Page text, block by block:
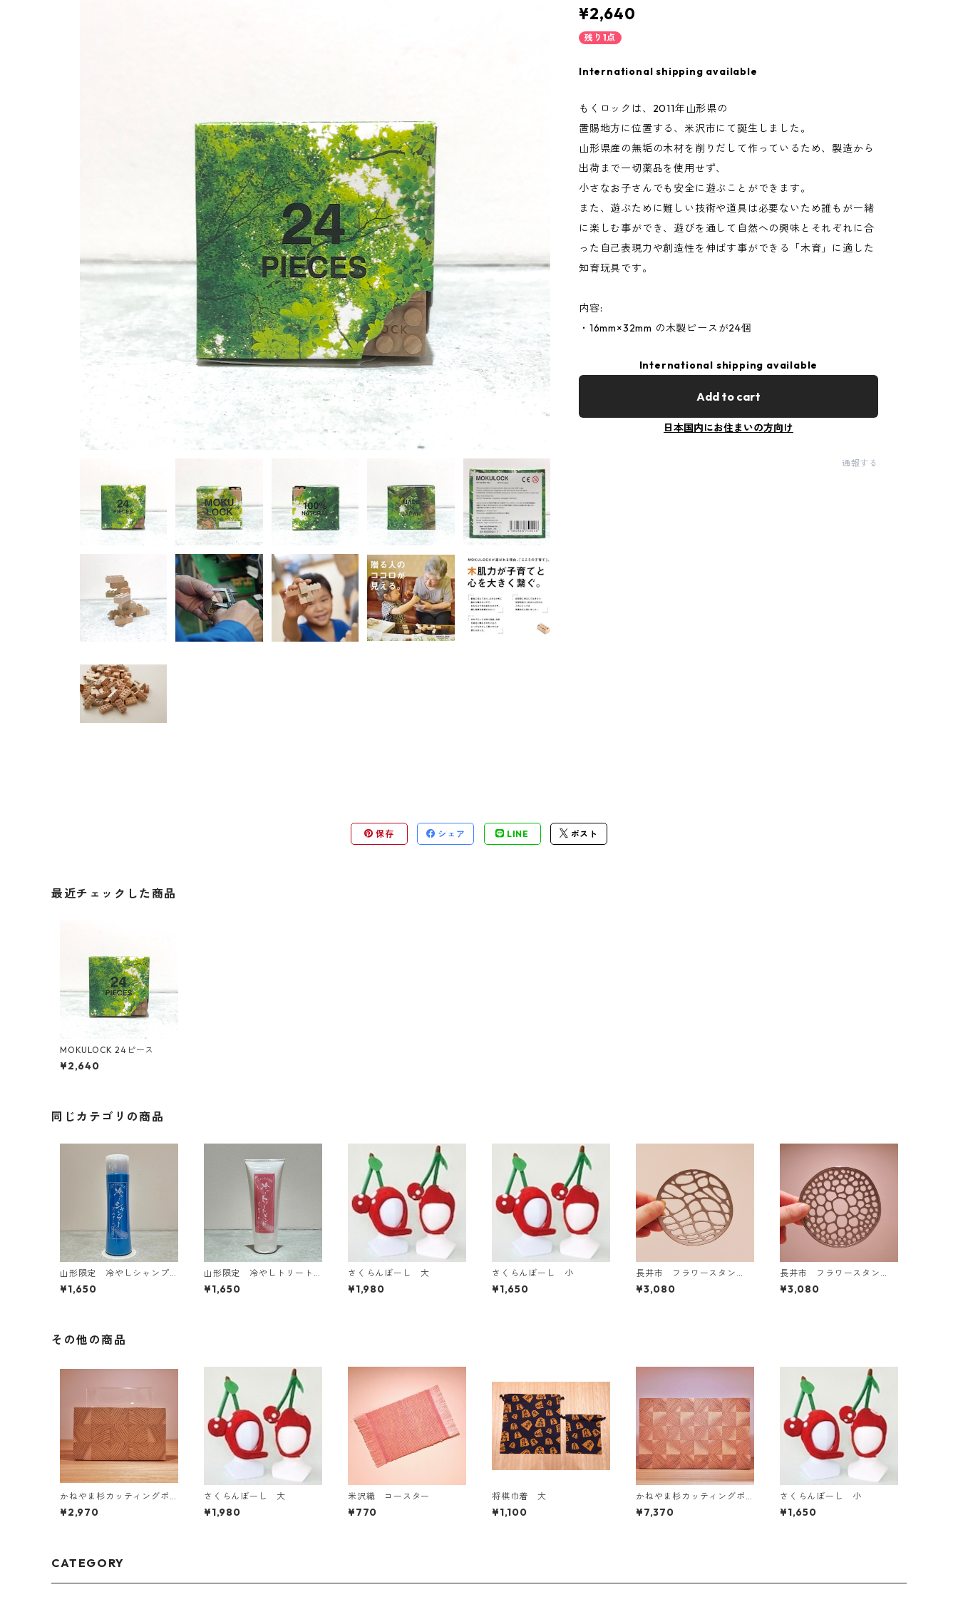
¥2,640
残り1点
International shipping available
もくロックは、2011年山形県の
置賜地方に位置する、米沢市にて誕生しました。
山形県産の無垢の木材を削りだして作っているため、製造から
出荷まで一切薬品を使用せず、
小さなお子さんでも安全に遊ぶことができます。
また、遊ぶために難しい技術や道具は必要ないため誰もが一緒
に楽しむ事ができ、遊びを通して自然への興味とそれぞれに合
った自己表現力や創造性を伸ばす事ができる「木育」に適した
知育玩具です。
内容:
・16mm×32mm の木製ピースが24個
International shipping available
Add to cart
日本国内にお住まいの方向け
通報する
保存 シェア LINE ポスト
最近チェックした商品
MOKULOCK 24ピース
¥2,640
同じカテゴリの商品
山形限定 冷やしシャンプ
ーはじめました
¥1,650
山形限定 冷やしトリート
メント はじめました
¥1,650
さくらんぼーし 大
¥1,980
さくらんぼーし 小
¥1,650
長井市 フラワースタン
ド 水面
¥3,080
長井市 フラワースタン
ド あやめの茎
¥3,080
その他の商品
かねやま杉カッティングボ
ード S
¥2,970
さくらんぼーし 大
¥1,980
米沢織 コースター
¥770
将棋巾着 大
¥1,100
かねやま杉カッティングボ
ード L
¥7,370
さくらんぼーし 小
¥1,650
CATEGORY